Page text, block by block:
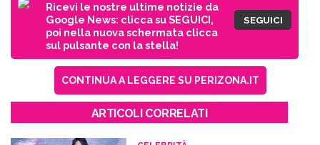
Ricevi le nostre ultime notizie da
Google News: clicca su SEGUICI,
poi nella nuova schermata clicca
sul pulsante con la stella!
SEGUICI
CONTINUA A LEGGERE SU PERIZONA.IT
ARTICOLI CORRELATI